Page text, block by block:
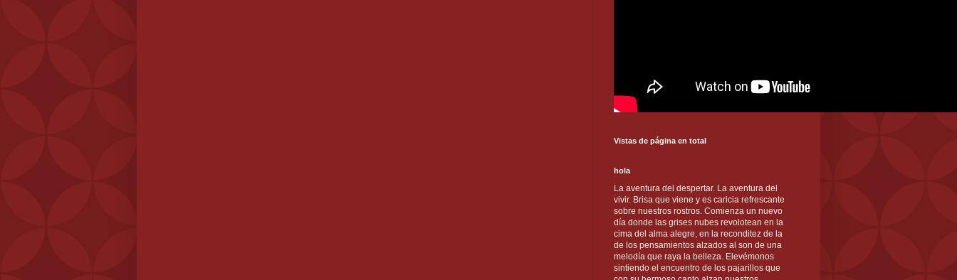
Vistas de página en total
hola
La aventura del despertar. La aventura del
vivir. Brisa que viene y es caricia refrescante
sobre nuestros rostros. Comienza un nuevo
día donde las grises nubes revolotean en la
cima del alma alegre, en la reconditez de la
de los pensamientos alzados al son de una
melodía que raya la belleza. Elevémonos
sintiendo el encuentro de los pajarillos que